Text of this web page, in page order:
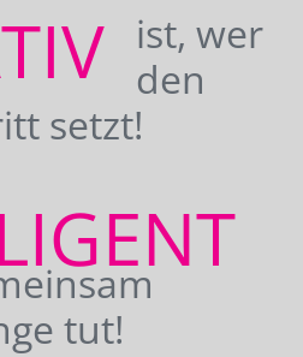
ist, wer
den
setzt!
tut!